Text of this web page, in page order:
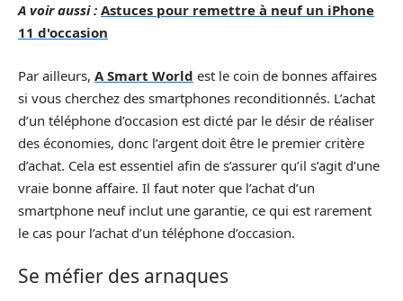
A voir aussi : Astuces pour remettre à neuf un iPhone
11 d'occasion
Par ailleurs, A Smart World est le coin de bonnes affaires
si vous cherchez des smartphones reconditionnés. L’achat
d’un téléphone d’occasion est dicté par le désir de réaliser
des économies, donc l’argent doit être le premier critère
d’achat. Cela est essentiel afin de s’assurer qu’il s’agit d’une
vraie bonne affaire. Il faut noter que l’achat d’un
smartphone neuf inclut une garantie, ce qui est rarement
le cas pour l’achat d’un téléphone d’occasion.
Se méfier des arnaques